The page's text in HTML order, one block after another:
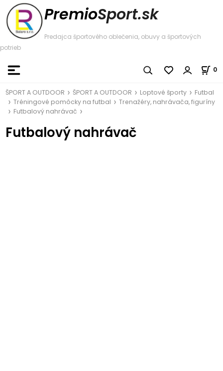
PremioSport.sk
Predajca športového oblečenia, obuvy a športových
potrieb
0
ŠPORT A OUTDOOR ŠPORT A OUTDOOR Loptové športy
Futbal
Tréningové pomôcky na futbal
Trenažéry, nahrávača, figuríny
Futbalový nahrávač
Futbalový nahrávač